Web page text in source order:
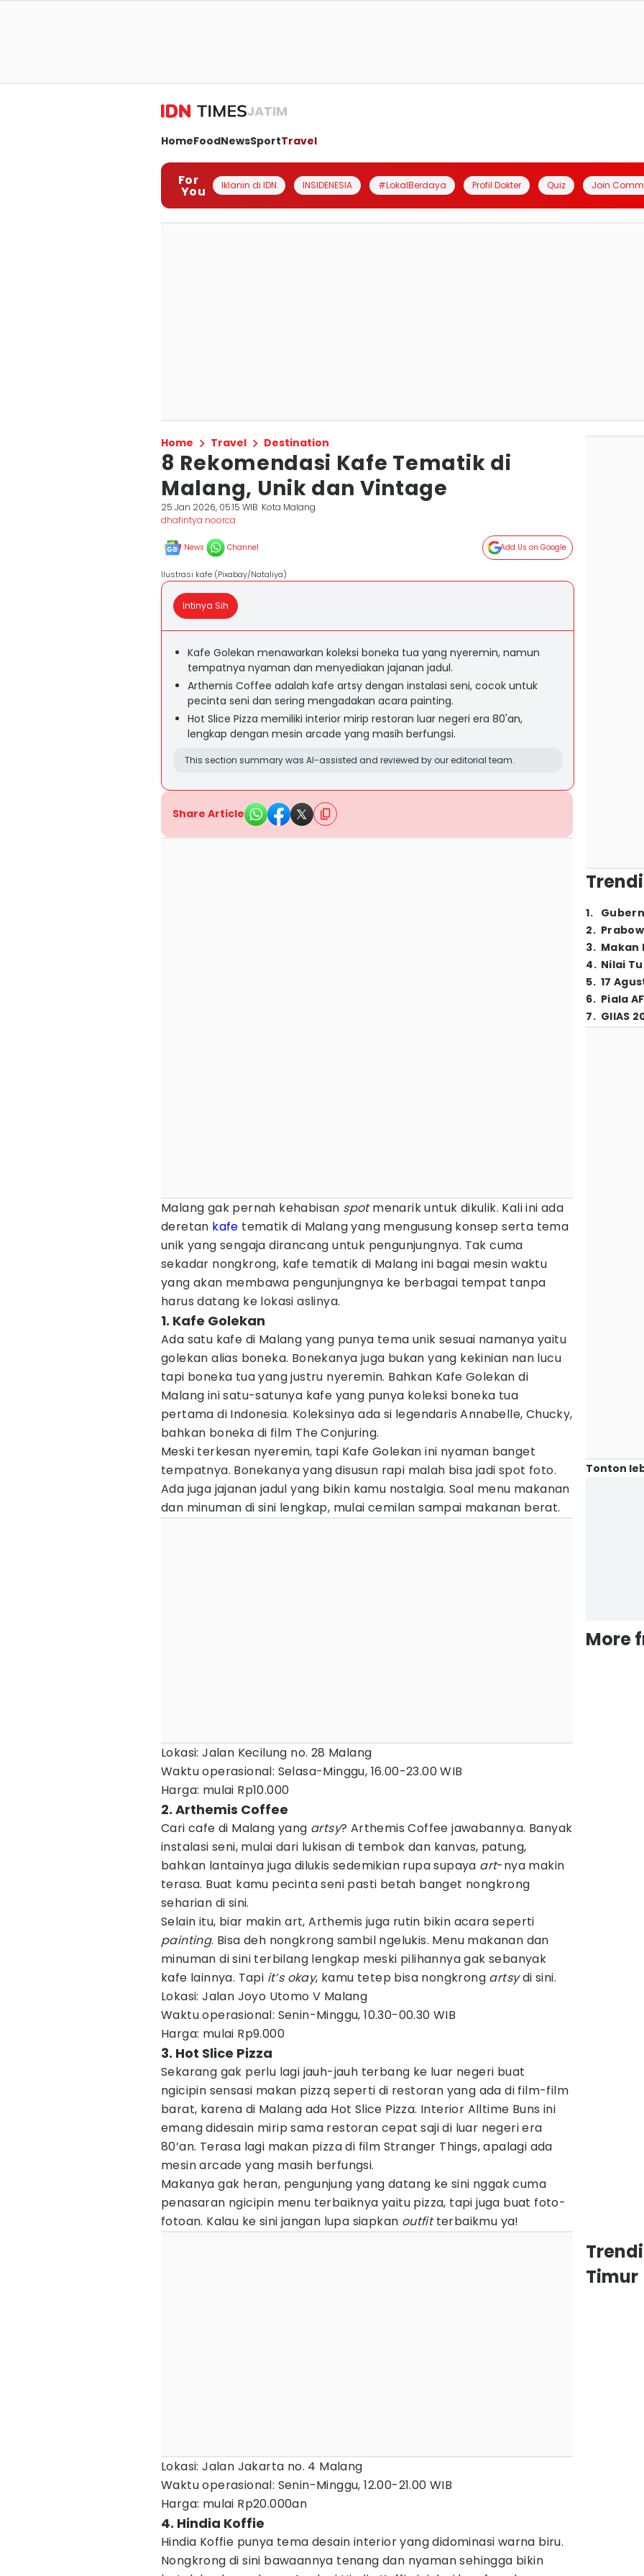
JATIM
HomeFoodNewsSportTravel
For
You Iklanin di IDN INSIDENESIA #LokalBerdaya Profil Dokter Quiz Join
Home Travel Destination
8 Rekomendasi Kafe Tematik di
Malang, Unik dan Vintage
25 Jan 2026, 05:15 WIB Kota Malang
dhafintya noorca
News Channel Add Us on Google
Ilustrasi kafe (Pixabay/Nataliya)
Intinya Sih
Kafe Golekan menawarkan koleksi boneka tua yang nyeremin, namun
tempatnya nyaman dan menyediakan jajanan jadul.
Arthemis Coffee adalah kafe artsy dengan instalasi seni, cocok untuk
pecinta seni dan sering mengadakan acara painting.
Hot Slice Pizza memiliki interior mirip restoran luar negeri era 80'an,
lengkap dengan mesin arcade yang masih berfungsi.
This section summary was AI-assisted and reviewed by our editorial team.
Share Article
Malang gak pernah kehabisan spotmenarik untuk dikulik. Kali ini ada
deretan kafe tematik di Malang yang mengusung konsep serta tema
unik yang sengaja dirancang untuk pengunjungnya. Tak cuma
sekadar nongkrong, kafe tematik di Malang ini bagai mesin waktu
yang akan membawa pengunjungnya ke berbagai tempat tanpa
harus datang ke lokasi aslinya.
1. Kafe Golekan
Ada satu kafe di Malang yang punya tema unik sesuai namanya yaitu
golekan alias boneka. Bonekanya juga bukan yang kekinian nan lucu
tapi boneka tua yang justru nyeremin. Bahkan Kafe Golekan di
Malang ini satu-satunya kafe yang punya koleksi boneka tua
pertama di Indonesia. Koleksinya ada si legendaris Annabelle, Chucky,
bahkan boneka di film The Conjuring.
Meski terkesan nyeremin, tapi Kafe Golekan ini nyaman banget
tempatnya. Bonekanya yang disusun rapi malah bisa jadi spot foto.
Ada juga jajanan jadul yang bikin kamu nostalgia. Soal menu makanan
dan minuman di sini lengkap, mulai cemilan sampai makanan berat.
Lokasi: Jalan Kecilung no. 28 Malang
Waktu operasional: Selasa-Minggu, 16.00-23.00 WIB
Harga: mulai Rp10.000
2. Arthemis Coffee
Cari cafe di Malang yang artsy? Arthemis Coffee jawabannya. Banyak
instalasi seni, mulai dari lukisan di tembok dan kanvas, patung,
bahkan lantainya juga dilukis sedemikian rupa supaya art-nya makin
terasa. Buat kamu pecinta seni pasti betah banget nongkrong
seharian di sini.
Selain itu, biar makin art, Arthemis juga rutin bikin acara seperti
painting. Bisa deh nongkrong sambil ngelukis. Menu makanan dan
minuman di sini terbilang lengkap meski pilihannya gak sebanyak
kafe lainnya. Tapi it’s okay, kamu tetep bisa nongkrong artsydi sini.
Lokasi: Jalan Joyo Utomo V Malang
Waktu operasional: Senin-Minggu, 10.30-00.30 WIB
Harga: mulai Rp9.000
3. Hot Slice Pizza
Sekarang gak perlu lagi jauh-jauh terbang ke luar negeri buat
ngicipin sensasi makan pizzq seperti di restoran yang ada di film-film
barat, karena di Malang ada Hot Slice Pizza. Interior Alltime Buns ini
emang didesain mirip sama restoran cepat saji di luar negeri era
80’an. Terasa lagi makan pizza di film Stranger Things, apalagi ada
mesin arcade yang masih berfungsi.
Makanya gak heran, pengunjung yang datang ke sini nggak cuma
penasaran ngicipin menu terbaiknya yaitu pizza, tapi juga buat foto-
fotoan. Kalau ke sini jangan lupa siapkan outfitterbaikmu ya!
Lokasi: Jalan Jakarta no. 4 Malang
Waktu operasional: Senin-Minggu, 12.00-21.00 WIB
Harga: mulai Rp20.000an
4. Hindia Koffie
Hindia Koffie punya tema desain interior yang didominasi warna biru.
Nongkrong di sini bawaannya tenang dan nyaman sehingga bikin
1.
2.
3. Makan
4. Nilai
5. 17
6. Piala
7. GIIAS
Tonton
More
Timur